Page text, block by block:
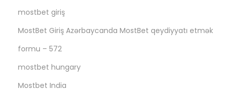
mostbet giriş
MostBet Giriş Azərbaycanda MostBet qeydiyyatı etmək
formu – 572
mostbet hungary
Mostbet India